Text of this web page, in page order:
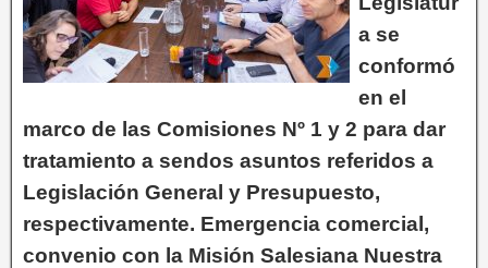
a se
conformó
en el
marco de las Comisiones Nº 1 y 2 para dar
tratamiento a sendos asuntos referidos a
Legislación General y Presupuesto,
respectivamente. Emergencia comercial,
convenio con la Misión Salesiana Nuestra